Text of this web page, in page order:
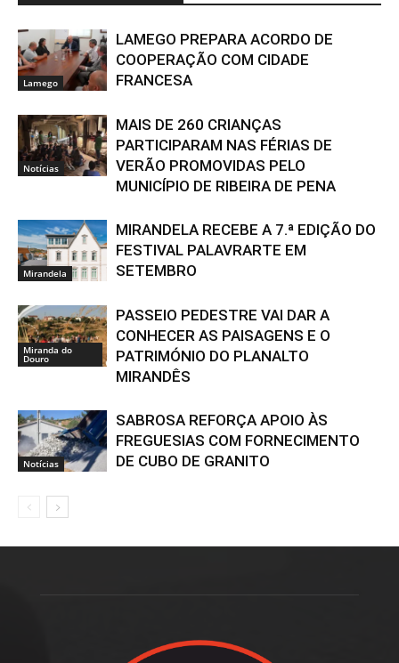
Lamego
LAMEGO PREPARA ACORDO DE
COOPERAÇÃO COM CIDADE
FRANCESA
Notícias
MAIS DE 260 CRIANÇAS
PARTICIPARAM NAS FÉRIAS DE
VERÃO PROMOVIDAS PELO
MUNICÍPIO DE RIBEIRA DE PENA
Mirandela
MIRANDELA RECEBE A 7.ª EDIÇÃO DO
FESTIVAL PALAVRARTE EM
SETEMBRO
Miranda do
Douro
PASSEIO PEDESTRE VAI DAR A
CONHECER AS PAISAGENS E O
PATRIMÓNIO DO PLANALTO
MIRANDÊS
Notícias
SABROSA REFORÇA APOIO ÀS
FREGUESIAS COM FORNECIMENTO
DE CUBO DE GRANITO